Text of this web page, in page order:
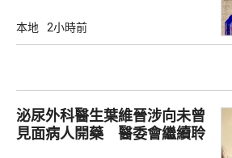
本地 2小時前
泌尿外科醫生葉維晉涉向未曾
見面病人開藥 醫委會繼續聆